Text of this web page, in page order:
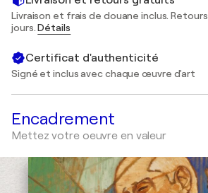
Livraison et frais de douane inclus.
jours.Détails
Certificat d'authenticité
Signé et inclus avec chaque œuvre d'art
Encadrement
Mettez votre oeuvre en valeur